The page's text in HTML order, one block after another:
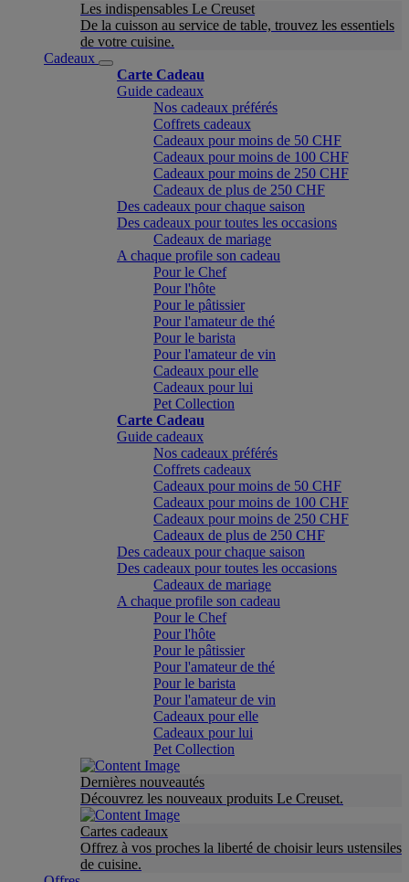
Les indispensables Le Creuset
De la cuisson au service de table, trouvez les essentiels
de votre cuisine.
Cadeaux
Carte Cadeau
Guide cadeaux
Nos cadeaux préférés
Coffrets cadeaux
Cadeaux pour moins de 50 CHF
Cadeaux pour moins de 100 CHF
Cadeaux pour moins de 250 CHF
Cadeaux de plus de 250 CHF
Des cadeaux pour chaque saison
Des cadeaux pour toutes les occasions
Cadeaux de mariage
A chaque profile son cadeau
Pour le Chef
Pour l'hôte
Pour le pâtissier
Pour l'amateur de thé
Pour le barista
Pour l'amateur de vin
Cadeaux pour elle
Cadeaux pour lui
Pet Collection
Carte Cadeau
Guide cadeaux
Nos cadeaux préférés
Coffrets cadeaux
Cadeaux pour moins de 50 CHF
Cadeaux pour moins de 100 CHF
Cadeaux pour moins de 250 CHF
Cadeaux de plus de 250 CHF
Des cadeaux pour chaque saison
Des cadeaux pour toutes les occasions
Cadeaux de mariage
A chaque profile son cadeau
Pour le Chef
Pour l'hôte
Pour le pâtissier
Pour l'amateur de thé
Pour le barista
Pour l'amateur de vin
Cadeaux pour elle
Cadeaux pour lui
Pet Collection
Dernières nouveautés
Découvrez les nouveaux produits Le Creuset.
Cartes cadeaux
Offrez à vos proches la liberté de choisir leurs ustensiles
de cuisine.